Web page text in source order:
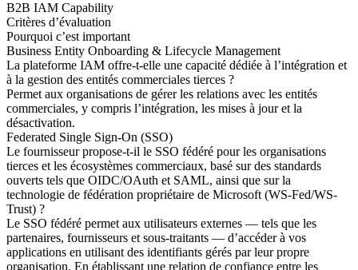
B2B IAM Capability
Critères d’évaluation
Pourquoi c’est important
Business Entity Onboarding & Lifecycle Management
La plateforme IAM offre-t-elle une capacité dédiée à l’intégration et
à la gestion des entités commerciales tierces ?
Permet aux organisations de gérer les relations avec les entités
commerciales, y compris l’intégration, les mises à jour et la
désactivation.
Federated Single Sign-On (SSO)
Le fournisseur propose-t-il le SSO fédéré pour les organisations
tierces et les écosystèmes commerciaux, basé sur des standards
ouverts tels que OIDC/OAuth et SAML, ainsi que sur la
technologie de fédération propriétaire de Microsoft (WS-Fed/WS-
Trust) ?
Le SSO fédéré permet aux utilisateurs externes — tels que les
partenaires, fournisseurs et sous-traitants — d’accéder à vos
applications en utilisant des identifiants gérés par leur propre
organisation. En établissant une relation de confiance entre les